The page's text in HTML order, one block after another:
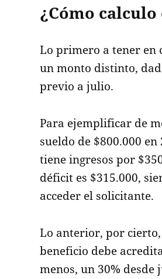
¿Cómo
Lo primero a tener en
un monto distinto,
previo a julio.
Para ejemplificar de
sueldo de $800.000
tiene ingresos por
déficit es $315.000,
acceder el solicitante.
Lo anterior, por
beneficio debe
menos, un 30%